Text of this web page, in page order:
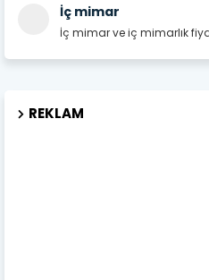
İç mimar
İç mimar ve iç mimarlık
REKLAM